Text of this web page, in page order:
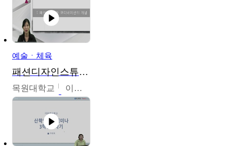
예술ㆍ체육
패션디자인스튜디오
목원대학교 이건희